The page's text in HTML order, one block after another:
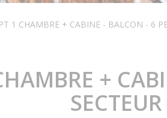
1 CHAMBRE + CABINE - BALCON - 6
+